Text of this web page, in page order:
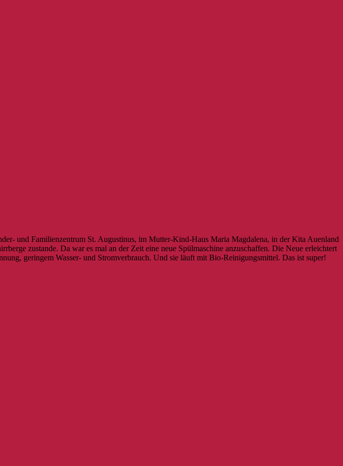
und Familienzentrum St. Augustinus, im Mutter-Kind-Haus Maria Magdalena, in der Kita Auenland
zustande. Da war es mal an der Zeit eine neue Spülmaschine anzuschaffen. Die Neue erleichtert
geringem Wasser- und Stromverbrauch. Und sie läuft mit Bio-Reinigungsmittel. Das ist super!